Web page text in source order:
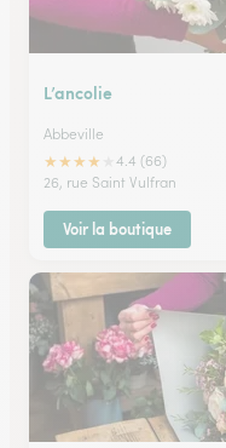
L’ancolie
Abbeville
★★★★
4.4 (66)
26, rue Saint Vulfran
Voir la boutique